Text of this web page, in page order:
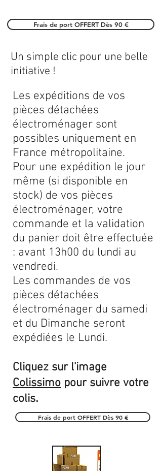
Frais de port OFFERT Dès 90 €
Les expéditions de vos
pièces détachées
électroménager sont
possibles uniquement en
France métropolitaine.
Pour une expédition le jour
même (si disponible en
stock) de vos pièces
électroménager, votre
commande et la validation
du panier doit être effectuée
: avant 13h00 du lundi au
vendredi.
Les commandes de vos
pièces détachées
électroménager du samedi
et du Dimanche seront
expédiées le Lundi.
Cliquez sur l'image
Colissimo pour suivre votre
colis.
Un simple clic pour une belle
initiative !
Frais de port OFFERT Dès 90 €